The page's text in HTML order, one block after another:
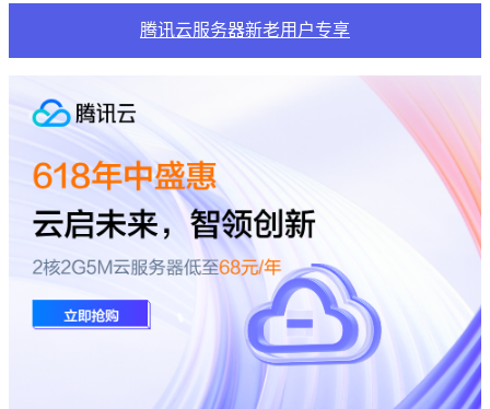
腾讯云服务器新老用户专享